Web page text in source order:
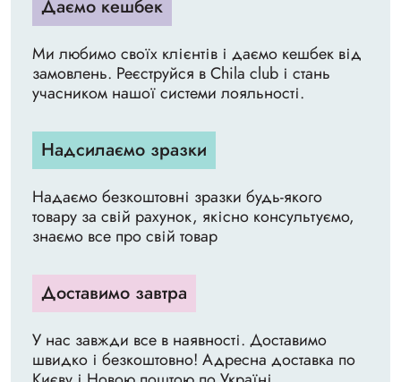
Даємо кешбек
Ми любимо своїх клієнтів і даємо кешбек від
замовлень. Реєструйся в Chila club і стань
учасником нашої системи лояльності.
Надсилаємо зразки
Надаємо безкоштовні зразки будь-якого
товару за свій рахунок, якісно консультуємо,
знаємо все про свій товар
Доставимо завтра
У нас завжди все в наявності. Доставимо
швидко і безкоштовно! Адресна доставка по